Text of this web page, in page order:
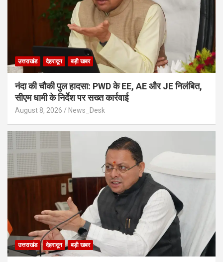
उत्तराखंड देहरादून बड़ी खबर
नंदा की चौकी पुल हादसा: PWD के EE, AE और JE निलंबित,
सीएम धामी के निर्देश पर सख्त कार्रवाई
August 8, 2026 News_Desk
उत्तराखंड देहरादून बड़ी खबर